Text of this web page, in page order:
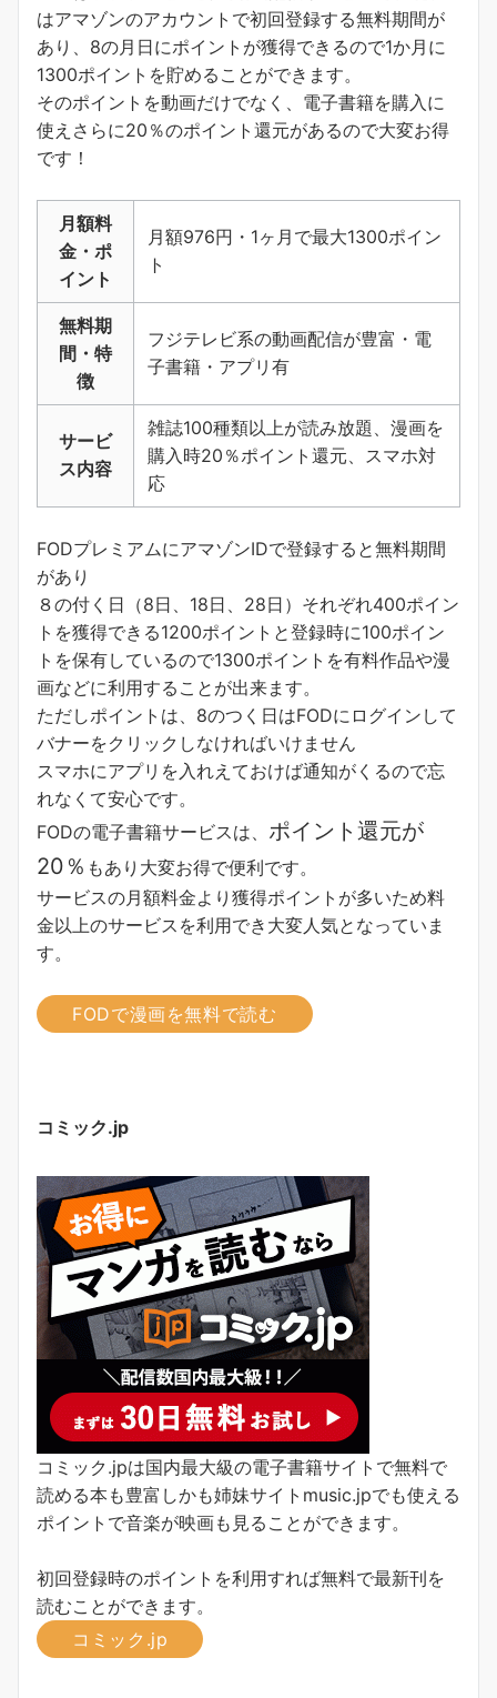
はアマゾンのアカウントで初回登録する無料期間が
あり、8の月日にポイントが獲得できるので1か月に
1300ポイントを貯めることができます。
そのポイントを動画だけでなく、電子書籍を購入に
使えさらに20％のポイント還元があるので大変お得
です！
月額料
金・ポ
イント
月額976円・1ヶ月で最大1300ポイン
ト
無料期
間・特
徴
フジテレビ系の動画配信が豊富・電
子書籍・アプリ有
サービ
ス内容
雑誌100種類以上が読み放題、漫画を
購入時20％ポイント還元、スマホ対
応
FODプレミアムにアマゾンIDで登録すると無料期間
があり
８の付く日（8日、18日、28日）それぞれ400ポイン
トを獲得できる1200ポイントと登録時に100ポイン
トを保有しているので1300ポイントを有料作品や漫
画などに利用することが出来ます。
ただしポイントは、8のつく日はFODにログインして
バナーをクリックしなければいけません
スマホにアプリを入れえておけば通知がくるので忘
れなくて安心です。
FODの電子書籍サービスは、 ポイント還元が
20％ もあり大変お得で便利です。
サービスの月額料金より獲得ポイントが多いため料
金以上のサービスを利用でき大変人気となっていま
す。
FODで漫画を無料で読む
コミック.jp
コミック.jpは国内最大級の電子書籍サイトで無料で
読める本も豊富しかも姉妹サイトmusic.jpでも使える
ポイントで音楽が映画も見ることができます。
初回登録時のポイントを利用すれば無料で最新刊を
読むことができます。
コミック.jp